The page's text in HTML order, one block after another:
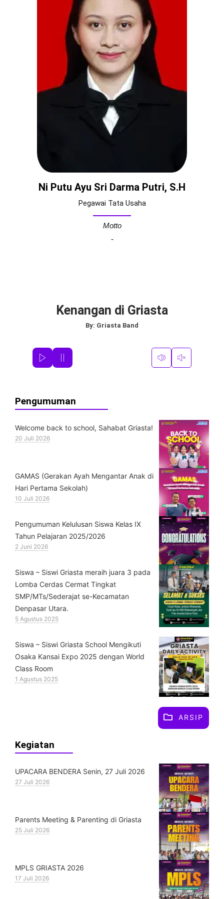
A
p
p
a
m
Ni Putu Ayu Sri Darma Putri, S.H
Pegawai Tata Usaha
Motto
-
Kenangan di Griasta
By: Griasta Band
Pengumuman
Welcome back to school, Sahabat Griasta!
20 Juli 2026
GAMAS (Gerakan Ayah Mengantar Anak di
Hari Pertama Sekolah)
10 Juli 2026
Pengumuman Kelulusan Siswa Kelas IX
Tahun Pelajaran 2025/2026
2 Juni 2026
Siswa – Siswi Griasta meraih juara 3 pada
Lomba Cerdas Cermat Tingkat
SMP/MTs/Sederajat se-Kecamatan
Denpasar Utara.
5 Agustus 2025
Siswa – Siswi Griasta School Mengikuti
Osaka Kansai Expo 2025 dengan World
Class Room
1 Agustus 2025
ARSIP
Kegiatan
UPACARA BENDERA Senin, 27 Juli 2026
27 Juli 2026
Parents Meeting & Parenting di Griasta
25 Juli 2026
MPLS GRIASTA 2026
17 Juli 2026